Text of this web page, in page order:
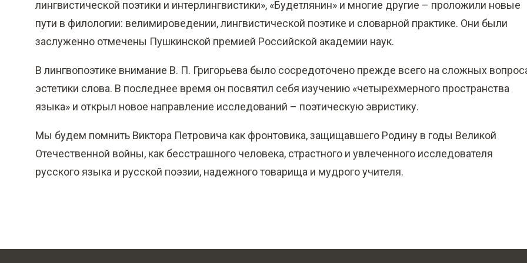
лингвистической поэтики и интерлингвистики», «Будетлянин» и многие другие – проложили новые
пути в филологии: велимироведении, лингвистической поэтике и словарной практике. Они были
заслуженно отмечены Пушкинской премией Российской академии наук.
В лингвопоэтике внимание В. П. Григорьева было сосредоточено прежде всего на сложных
эстетики слова. В последнее время он посвятил себя изучению «четырехмерного пространства
языка» и открыл новое направление исследований – поэтическую эвристику.
Мы будем помнить Виктора Петровича как фронтовика, защищавшего Родину в годы Великой
Отечественной войны, как бесстрашного человека, страстного и увлеченного исследователя
русского языка и русской поэзии, надежного товарища и мудрого учителя.